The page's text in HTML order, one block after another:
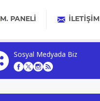
M. PANELİ İLETIŞIM
Sosyal Medyada Biz